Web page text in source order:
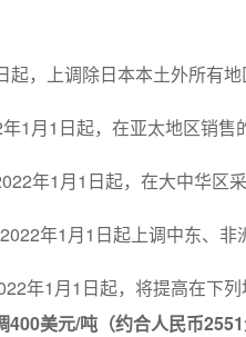
起，上调除日本本土外所有
1月1日起，在亚太地区销售
年1月1日起，在大中华区
2022年1月1日起上调中东、
年1月1日起，将提高在下
400美元/吨（约合人民币2551